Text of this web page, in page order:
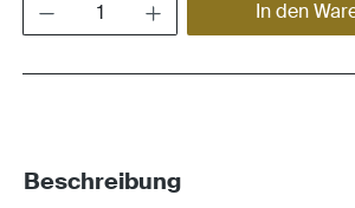
In den
Beschreibung